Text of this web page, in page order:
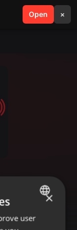
Open ×
search menu
ENGLISH
×
user